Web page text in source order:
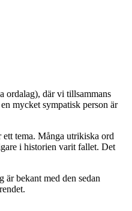
ordalag), där vi tillsammans
mycket sympatisk person är
tema. Många utrikiska ord
i historien varit fallet. Det
är bekant med den sedan